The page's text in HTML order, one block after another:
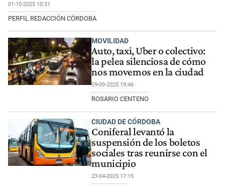
01-10-2025 10:31
PERFIL REDACCIÓN CÓRDOBA
MOVILIDAD
Auto, taxi, Uber o colectivo:
la pelea silenciosa de cómo
nos movemos en la ciudad
09-09-2025 19:46
ROSARIO CENTENO
CIUDAD DE CÓRDOBA
Coniferal levantó la
suspensión de los boletos
sociales tras reunirse con el
municipio
23-04-2025 17:15